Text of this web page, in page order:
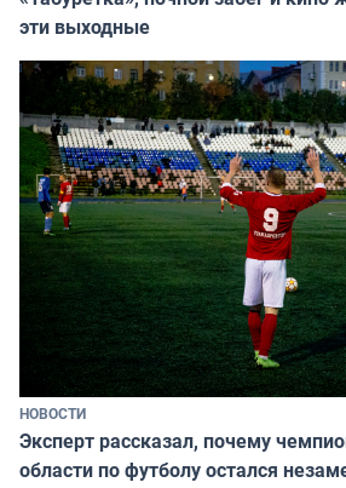
эти выходные
НОВОСТИ
Эксперт рассказал, почему
области по футболу остался